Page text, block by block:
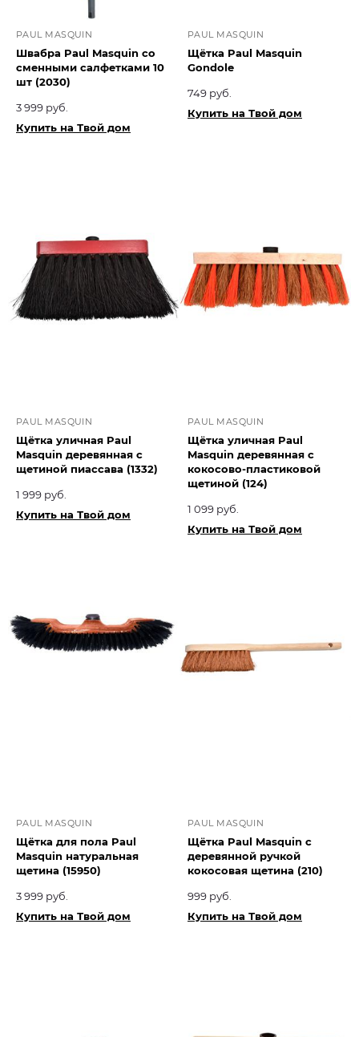
PAUL MASQUIN
Швабра Paul Masquin со
сменными салфетками 10
шт (2030)
3 999 руб.
Купить на Твой дом
PAUL MASQUIN
Щётка Paul Masquin
Gondole
749 руб.
Купить на Твой дом
PAUL MASQUIN
Щётка уличная Paul
Masquin деревянная с
щетиной пиассава (1332)
1 999 руб.
Купить на Твой дом
PAUL MASQUIN
Щётка уличная Paul
Masquin деревянная с
кокосово-пластиковой
щетиной (124)
1 099 руб.
Купить на Твой дом
PAUL MASQUIN
Щётка для пола Paul
Masquin натуральная
щетина (15950)
3 999 руб.
Купить на Твой дом
PAUL MASQUIN
Щётка Paul Masquin с
деревянной ручкой
кокосовая щетина (210)
999 руб.
Купить на Твой дом